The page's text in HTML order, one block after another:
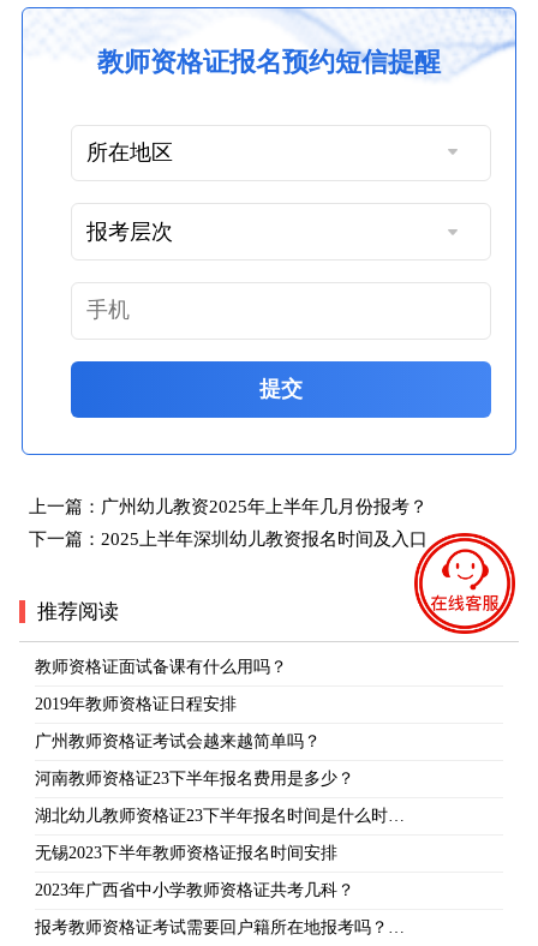
教师资格证报名预约短信提醒
提交
上一篇： 广州幼儿教资2025年上半年几月份报考？
下一篇： 2025上半年深圳幼儿教资报名时间及入口
推荐阅读
教师资格证面试备课有什么用吗？
2019年教师资格证日程安排
广州教师资格证考试会越来越简单吗？
河南教师资格证23下半年报名费用是多少？
湖北幼儿教师资格证23下半年报名时间是什么时…
无锡2023下半年教师资格证报名时间安排
2023年广西省中小学教师资格证共考几科？
报考教师资格证考试需要回户籍所在地报考吗？…